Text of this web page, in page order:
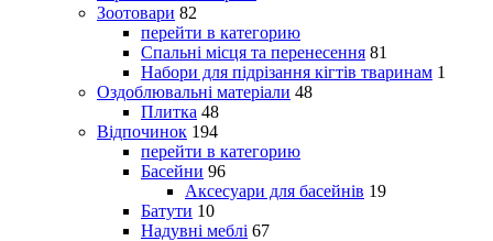
Зоотовари 82
перейти в категорию
Спальні місця та перенесення 81
Набори для підрізання кігтів тваринам 1
Оздоблювальні матеріали 48
Плитка 48
Відпочинок 194
перейти в категорию
Басейни 96
Аксесуари для басейнів 19
Батути 10
Надувні меблі 67